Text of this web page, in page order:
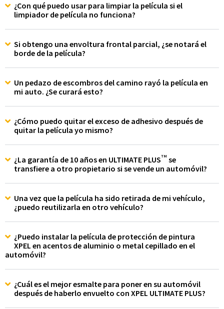
¿Con qué puedo usar para limpiar la película si el
limpiador de película no funciona?
Si obtengo una envoltura frontal parcial, ¿se notará el
borde de la película?
Un pedazo de escombros del camino rayó la película en
mi auto. ¿Se curará esto?
¿Cómo puedo quitar el exceso de adhesivo después de
quitar la película yo mismo?
¿La garantía de 10 años en ULTIMATE PLUSTM se
transfiere a otro propietario si se vende un automóvil?
Una vez que la película ha sido retirada de mi vehículo,
¿puedo reutilizarla en otro vehículo?
¿Puedo instalar la película de protección de pintura
XPEL en acentos de aluminio o metal cepillado en el
automóvil?
¿Cuál es el mejor esmalte para poner en su automóvil
después de haberlo envuelto con XPEL ULTIMATE PLUS?